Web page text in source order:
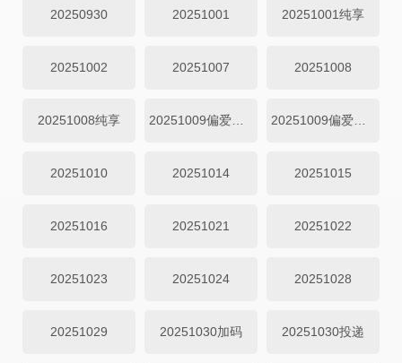
20250930 20251001 20251001纯享
20251002 20251007 20251008
20251008纯享 20251009偏爱投递 20251009偏爱加码
20251010 20251014 20251015
20251016 20251021 20251022
20251023 20251024 20251028
20251029 20251030加码 20251030投递